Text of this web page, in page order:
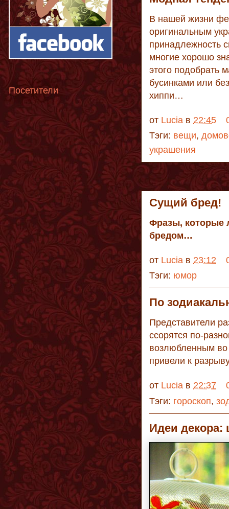
В нашей жизни
оригинальным
принадлежность
многие хорошо
этого подобрать
бусинками или
хиппи…
от Lucia в 22:45
Тэги: вещи,
украшения
Сущий бред!
Фразы, которые
бредом…
от Lucia в 23:12
Тэги: юмор
По
Представители
ссорятся по-
возлюбленным во
привели к
от Lucia в 22:37
Тэги: гороскоп,
Идеи декора:
Посетители